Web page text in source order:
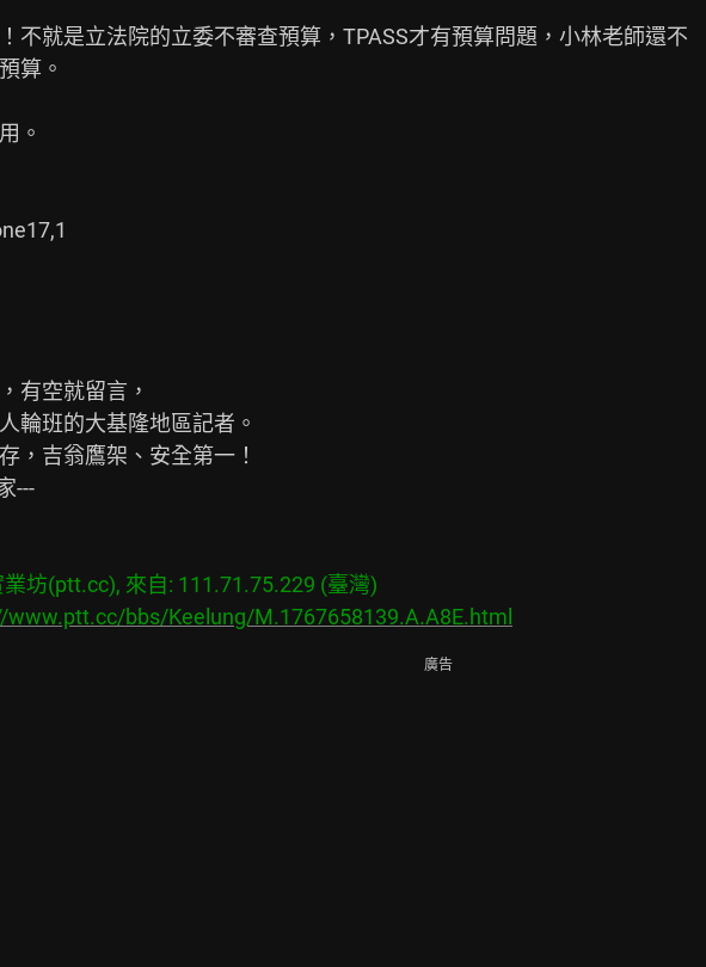
不就是立法院的立委不審查預算，TPASS才有預算問題，小林老師還不
算。
。
有空就留言，
輪班的大基隆地區記者。
，吉翁鷹架、安全第一！
---
坊(ptt.cc), 來自: 111.71.75.229 (臺灣)
www.ptt.cc/bbs/Keelung/M.1767658139.A.A8E.html
廣告